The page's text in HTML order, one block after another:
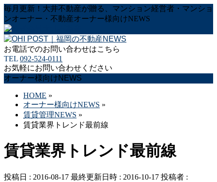
毎月更新！大井不動産が贈る、マンション経営者・マンショ
ンオーナー・不動産オーナー様向けNEWS
お電話でのお問い合わせはこちら
TEL 092-524-0111
お気軽にお問い合わせください
オーナー様向けNEWS
HOME »
オーナー様向けNEWS »
賃貸管理NEWS »
賃貸業界トレンド最前線
賃貸業界トレンド最前線
投稿日 : 2016-08-17 最終更新日時 : 2016-10-17 投稿者 :